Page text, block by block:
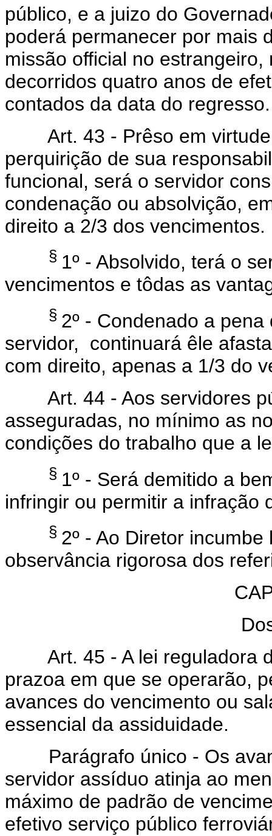
público, e a juizo do
poderá permanecer por mais
missão official no
decorridos quatro anos de
contados da data do regresso.
Art. 43 - Prêso em virtude
perquirição de sua
funcional, será o servidor
condenação ou absolvição,
direito a 2/3 dos vencimentos.
§ 1º - Absolvido, terá o
vencimentos e tôdas as
§ 2º - Condenado a
servidor, continuará êle
com direito, apenas a 1/3 do
Art. 44 - Aos servidores
asseguradas, no mínimo as
condições do trabalho que a
§ 1º - Será demitido a
infringir ou permitir a infração
§ 2º - Ao Diretor
observância rigorosa dos
Art. 45 - A lei reguladora
prazoa em que se operarão,
avances do vencimento ou
essencial da assiduidade.
Parágrafo único - Os
servidor assíduo atinja ao
máximo de padrão de
efetivo serviço público